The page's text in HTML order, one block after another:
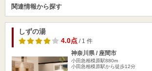
関連情報から探す
しずの湯
4.0点/ 1 件
神奈川県 / 座間市
小田急相模原駅880m
小田急相模原駅から徒歩12分